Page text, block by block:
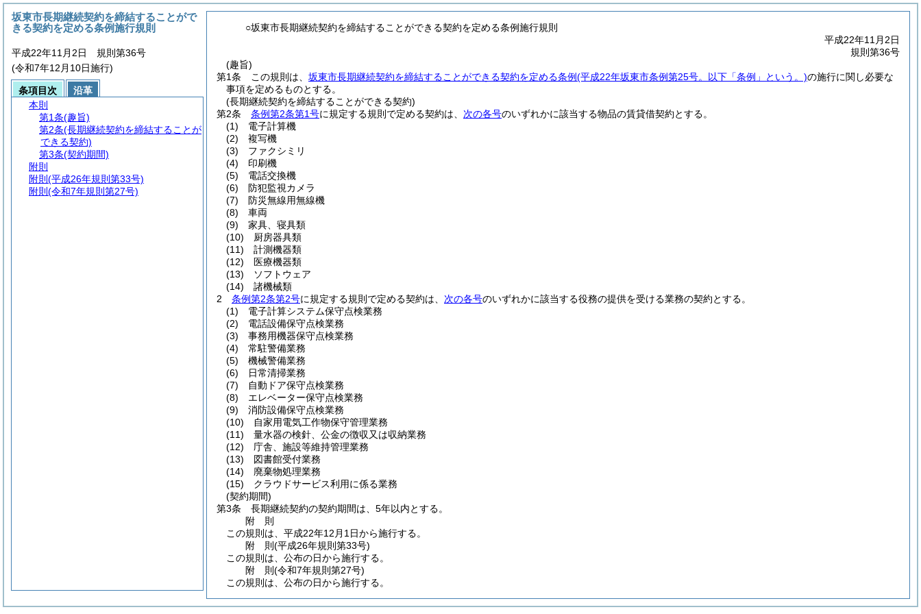
○坂東市長期継続契約を締結することができる契約を定める条例施行規則
平成22年11月2日
規則第36号
(趣旨)
第1条
この規則は、 坂東市長期継続契約を締結することができる契約を定める条例(平成22年坂東市条例第25号。以下「条例」という。)の施行に関し必要な
事項を定めるものとする。
(長期継続契約を締結することができる契約)
第2条
条例第2条第1号に規定する規則で定める契約は、 次の各号のいずれかに該当する物品の賃貸借契約とする。
(1)
電子計算機
(2)
複写機
(3)
ファクシミリ
(4)
印刷機
(5)
電話交換機
(6)
防犯監視カメラ
(7)
防災無線用無線機
(8)
車両
(9)
家具、寝具類
(10)
厨房器具類
(11)
計測機器類
(12)
医療機器類
(13)
ソフトウェア
(14)
諸機械類
2
条例第2条第2号に規定する規則で定める契約は、 次の各号のいずれかに該当する役務の提供を受ける業務の契約とする。
(1)
電子計算システム保守点検業務
(2)
電話設備保守点検業務
(3)
事務用機器保守点検業務
(4)
常駐警備業務
(5)
機械警備業務
(6)
日常清掃業務
(7)
自動ドア保守点検業務
(8)
エレベーター保守点検業務
(9)
消防設備保守点検業務
(10)
自家用電気工作物保守管理業務
(11)
量水器の検針、公金の徴収又は収納業務
(12)
庁舎、施設等維持管理業務
(13)
図書館受付業務
(14)
廃棄物処理業務
(15)
クラウドサービス利用に係る業務
(契約期間)
第3条
長期継続契約の契約期間は、5年以内とする。
附 則
この規則は、平成22年12月1日から施行する。
附 則(平成26年規則第33号)
この規則は、公布の日から施行する。
附 則(令和7年規則第27号)
この規則は、公布の日から施行する。
坂東市長期継続契約を締結することがで
きる契約を定める条例施行規則
平成22年11月2日 規則第36号
(令和7年12月10日施行)
条項目次
沿革
本則
第1条(趣旨)
第2条(長期継続契約を締結することが
できる契約)
第3条(契約期間)
附則
附則 (平成26年規則第33号)
附則 (令和7年規則第27号)